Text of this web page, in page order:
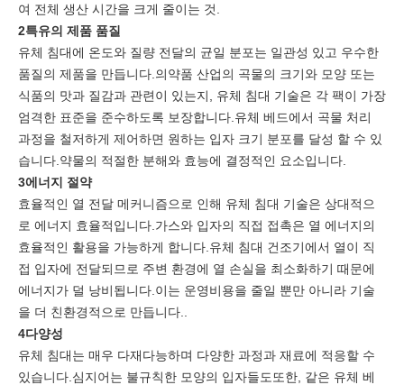
여 전체 생산 시간을 크게 줄이는 것.
2특유의 제품 품질
유체 침대에 온도와 질량 전달의 균일 분포는 일관성 있고 우수한
품질의 제품을 만듭니다.의약품 산업의 곡물의 크기와 모양 또는
식품의 맛과 질감과 관련이 있는지, 유체 침대 기술은 각 팩이 가장
엄격한 표준을 준수하도록 보장합니다.유체 베드에서 곡물 처리
과정을 철저하게 제어하면 원하는 입자 크기 분포를 달성 할 수 있
습니다.약물의 적절한 분해와 효능에 결정적인 요소입니다.
3에너지 절약
효율적인 열 전달 메커니즘으로 인해 유체 침대 기술은 상대적으
로 에너지 효율적입니다.가스와 입자의 직접 접촉은 열 에너지의
효율적인 활용을 가능하게 합니다.유체 침대 건조기에서 열이 직
접 입자에 전달되므로 주변 환경에 열 손실을 최소화하기 때문에
에너지가 덜 낭비됩니다.이는 운영비용을 줄일 뿐만 아니라 기술
을 더 친환경적으로 만듭니다..
4다양성
유체 침대는 매우 다재다능하며 다양한 과정과 재료에 적응할 수
있습니다.심지어는 불규칙한 모양의 입자들도또한, 같은 유체 베